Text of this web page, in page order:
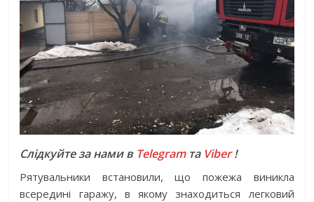
Слідкуйте за нами в Telegramта Viber!
Рятувальники встановили, що пожежа виникла
всередині гаражу, в якому знаходиться легковий